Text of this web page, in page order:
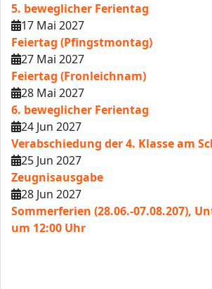
5. beweglicher Ferientag
17 Mai 2027
Feiertag (Pfingstmontag)
27 Mai 2027
Feiertag (Fronleichnam)
28 Mai 2027
6. beweglicher Ferientag
24 Jun 2027
Verabschiedung der 4. Klasse am
25 Jun 2027
Zeugnisausgabe
28 Jun 2027
Sommerferien (28.06.-07.08.207),
um 12:00 Uhr